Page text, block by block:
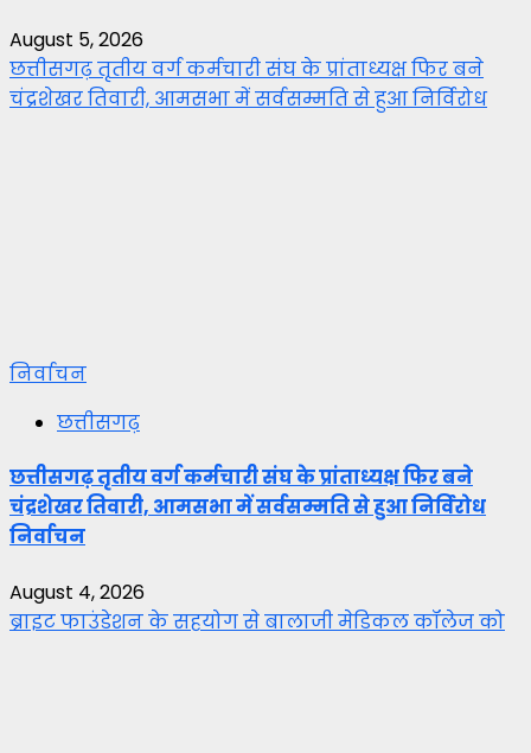
August 5, 2026
छत्तीसगढ़ तृतीय वर्ग कर्मचारी संघ के प्रांताध्यक्ष फिर बने
चंद्रशेखर तिवारी, आमसभा में सर्वसम्मति से हुआ निर्विरोध
निर्वाचन
छत्तीसगढ़
छत्तीसगढ़ तृतीय वर्ग कर्मचारी संघ के प्रांताध्यक्ष फिर बने
चंद्रशेखर तिवारी, आमसभा में सर्वसम्मति से हुआ निर्विरोध
निर्वाचन
August 4, 2026
ब्राइट फाउंडेशन के सहयोग से बालाजी मेडिकल कॉलेज को